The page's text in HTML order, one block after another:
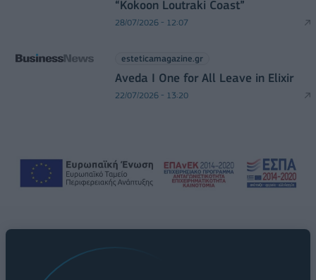
“Kokoon Loutraki Coast”
28/07/2026 - 12:07
esteticamagazine.gr
Aveda I One for All Leave in Elixir
22/07/2026 - 13:20